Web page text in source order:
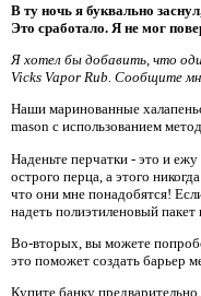
В ту ночь я буквально
Это сработало. Я не мог
Я хотел бы добавить, что
Vicks Vapor Rub. Сообщите
Наши маринованные
mason с использованием
Наденьте перчатки - это и
острого перца, а этого
что они мне понадобятся!
надеть полиэтиленовый пакет
Во-вторых, вы можете
это поможет создать барьер
Купите банку